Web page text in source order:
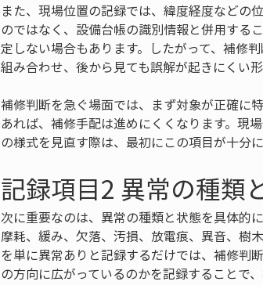
また、現場位置の記録では、緯度経度などの
のではなく、設備台帳の識別情報と併用する
定しない場合もあります。したがって、補修
組み合わせ、後から見ても誤解が起きにくい
補修判断を急ぐ場面では、まず対象が正確に
あれば、補修手配は進めにくくなります。現
の様式を見直す際は、最初にこの項目が十分
記録項目2 異常の種類
次に重要なのは、異常の種類と状態を具体的
摩耗、緩み、欠落、汚損、放電痕、異音、樹
を単に異常ありと記録するだけでは、補修判
の方向に広がっているのかを記録することで